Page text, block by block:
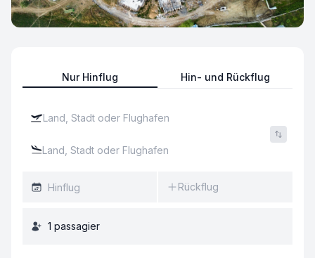
Nur Hinflug Hin- und Rückflug
Rückflug
1 passagier